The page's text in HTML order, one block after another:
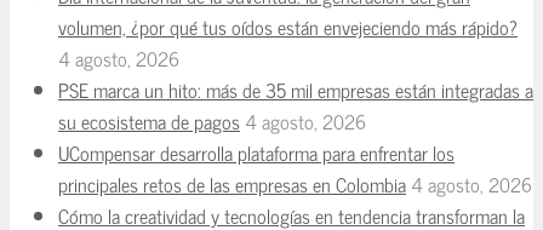
volumen, ¿por qué tus oídos están envejeciendo más rápido?
4 agosto, 2026
PSE marca un hito: más de 35 mil empresas están integradas a
su ecosistema de pagos4 agosto, 2026
UCompensar desarrolla plataforma para enfrentar los
principales retos de las empresas en Colombia4 agosto, 2026
Cómo la creatividad y tecnologías en tendencia transforman la